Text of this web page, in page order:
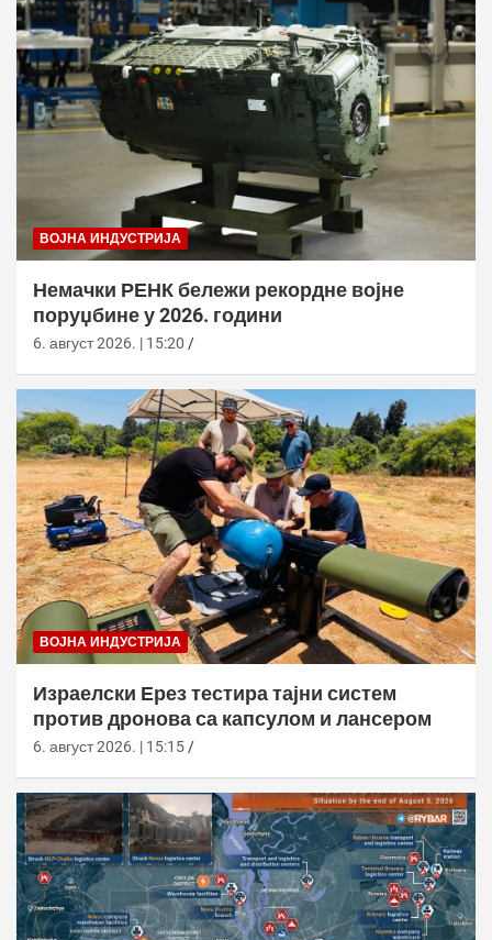
ВОЈНА ИНДУСТРИЈА
Немачки РЕНК бележи рекордне војне
поруџбине у 2026. години
6. август 2026. | 15:20
ВОЈНА ИНДУСТРИЈА
Израелски Ерез тестира тајни систем
против дронова са капсулом и лансером
6. август 2026. | 15:15